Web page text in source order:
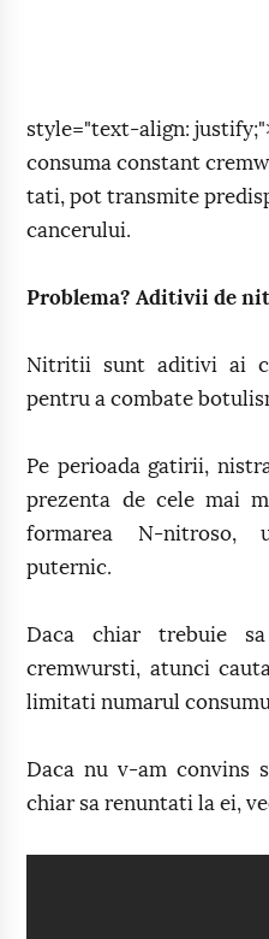
style="text-align:
consuma constant
tati, pot transmite
cancerului.
Problema? Aditivii de
Nitritii sunt aditivi ai
pentru a combate
Pe perioada gatirii,
prezenta de cele mai
formarea N-nitroso,
puternic.
Daca chiar trebuie
cremwursti, atunci
limitati numarul
Daca nu v-am convins
chiar sa renuntati la ei,